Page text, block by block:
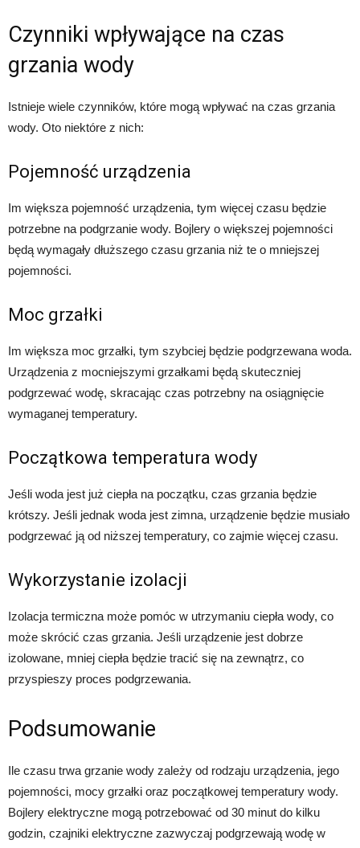
Czynniki wpływające na czas
grzania wody
Istnieje wiele czynników, które mogą wpływać na czas grzania
wody. Oto niektóre z nich:
Pojemność urządzenia
Im większa pojemność urządzenia, tym więcej czasu będzie
potrzebne na podgrzanie wody. Bojlery o większej pojemności
będą wymagały dłuższego czasu grzania niż te o mniejszej
pojemności.
Moc grzałki
Im większa moc grzałki, tym szybciej będzie podgrzewana woda.
Urządzenia z mocniejszymi grzałkami będą skuteczniej
podgrzewać wodę, skracając czas potrzebny na osiągnięcie
wymaganej temperatury.
Początkowa temperatura wody
Jeśli woda jest już ciepła na początku, czas grzania będzie
krótszy. Jeśli jednak woda jest zimna, urządzenie będzie musiało
podgrzewać ją od niższej temperatury, co zajmie więcej czasu.
Wykorzystanie izolacji
Izolacja termiczna może pomóc w utrzymaniu ciepła wody, co
może skrócić czas grzania. Jeśli urządzenie jest dobrze
izolowane, mniej ciepła będzie tracić się na zewnątrz, co
przyspieszy proces podgrzewania.
Podsumowanie
Ile czasu trwa grzanie wody zależy od rodzaju urządzenia, jego
pojemności, mocy grzałki oraz początkowej temperatury wody.
Bojlery elektryczne mogą potrzebować od 30 minut do kilku
godzin, czajniki elektryczne zazwyczaj podgrzewają wodę w